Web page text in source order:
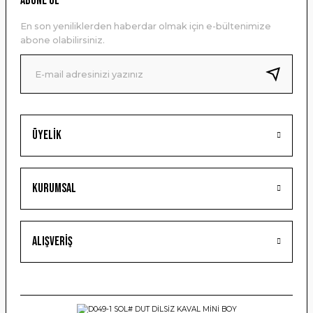
Ürün bilgilerinde hatalar bulunuyor.
Ürün fiyatı diğer sitelerden daha pahalı.
Bu ürüne benzer farklı alternatifler olmalı.
Gönder
Üyelik
Kurumsal
Alışveriş
En son yeniliklerden haberdar olmak için e-bültenimize
abone olabilirsiniz.